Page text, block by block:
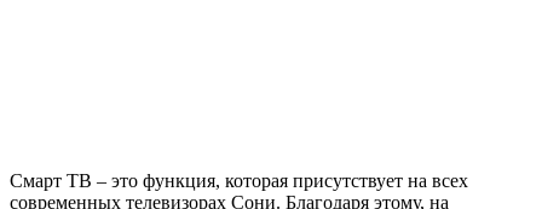
Смарт ТВ – это функция, которая присутствует на всех
современных телевизорах Сони. Благодаря этому, на